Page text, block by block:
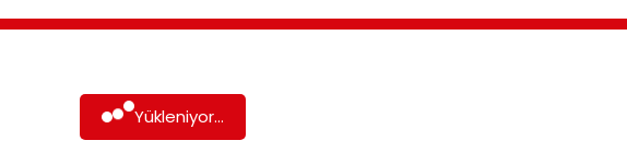
Yükleniyor...